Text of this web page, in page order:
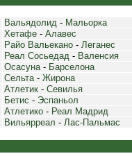
Вальядолид - Мальорка
Хетафе - Алавес
Райо Вальекано - Леганес
Реал Сосьедад - Валенсия
Осасуна- Барселона
Сельта- Жирона
Атлетик - Севилья
Бетис - Эспаньол
Атлетико - Реал Мадрид
Вильярреал - Лас-Пальмас